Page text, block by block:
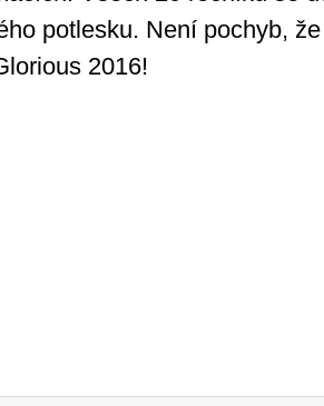
potlesku. Není pochyb,
2016!